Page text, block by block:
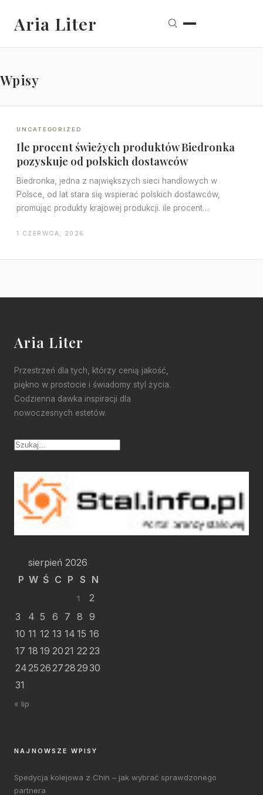
Aria Liter
Wpisy
UNCATEGORIZED
Ile procent świeżych produktów Biedronka
pozyskuje od polskich dostawców
Biedronka, jedna z największych sieci handlowych w
Polsce, od lat stara się wspierać polskich dostawców,
promując produkty krajowej produkcji. ile procent
1 CZERWCA, 2026
Aria Liter
Przestrzeń dla tych, którzy cenią jakość,
piękno w prostocie i świadomy styl życia.
Codzienna dawka inspiracji dla
nowoczesnych estetów.
sierpień 2026
P W Ś C P S N
1
2
3
4 5 6 7 8 9
10 11 12 13 14 15 16
17 18 19 2021 22 23
24252627282930
31
« lip
NAJNOWSZE WPISY
Spedycja kolejowa z Chin – jak wybrać sprawdzonego
partnera